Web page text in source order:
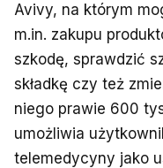
Avivy, na którym
m.in. zakupu
szkodę, sprawdzić
składkę czy też
niego prawie 600
umożliwia
telemedycyny jako